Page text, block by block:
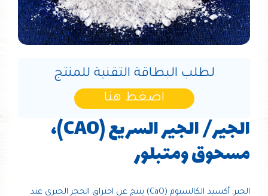
الجير/ الجير السريع (CAO)،
مسحوق ومتبلور
الجير, أكسيد الكالسيوم (CaO) ينتج عن احتراق الحجر الجيري عند
لطلب البطاقة التقنية للمنتج
اضغط هنا